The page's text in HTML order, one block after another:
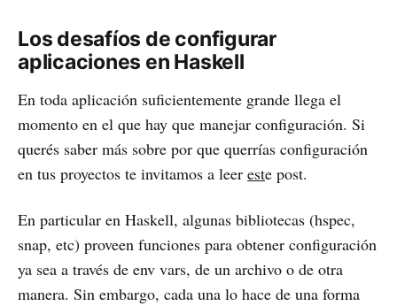
Los desafíos de configurar
aplicaciones en Haskell
En toda aplicación suficientemente grande llega el
momento en el que hay que manejar configuración. Si
querés saber más sobre por que querrías configuración
en tus proyectos te invitamos a leer este post.
En particular en Haskell, algunas bibliotecas (hspec,
snap, etc) proveen funciones para obtener configuración
ya sea a través de env vars, de un archivo o de otra
manera. Sin embargo, cada una lo hace de una forma